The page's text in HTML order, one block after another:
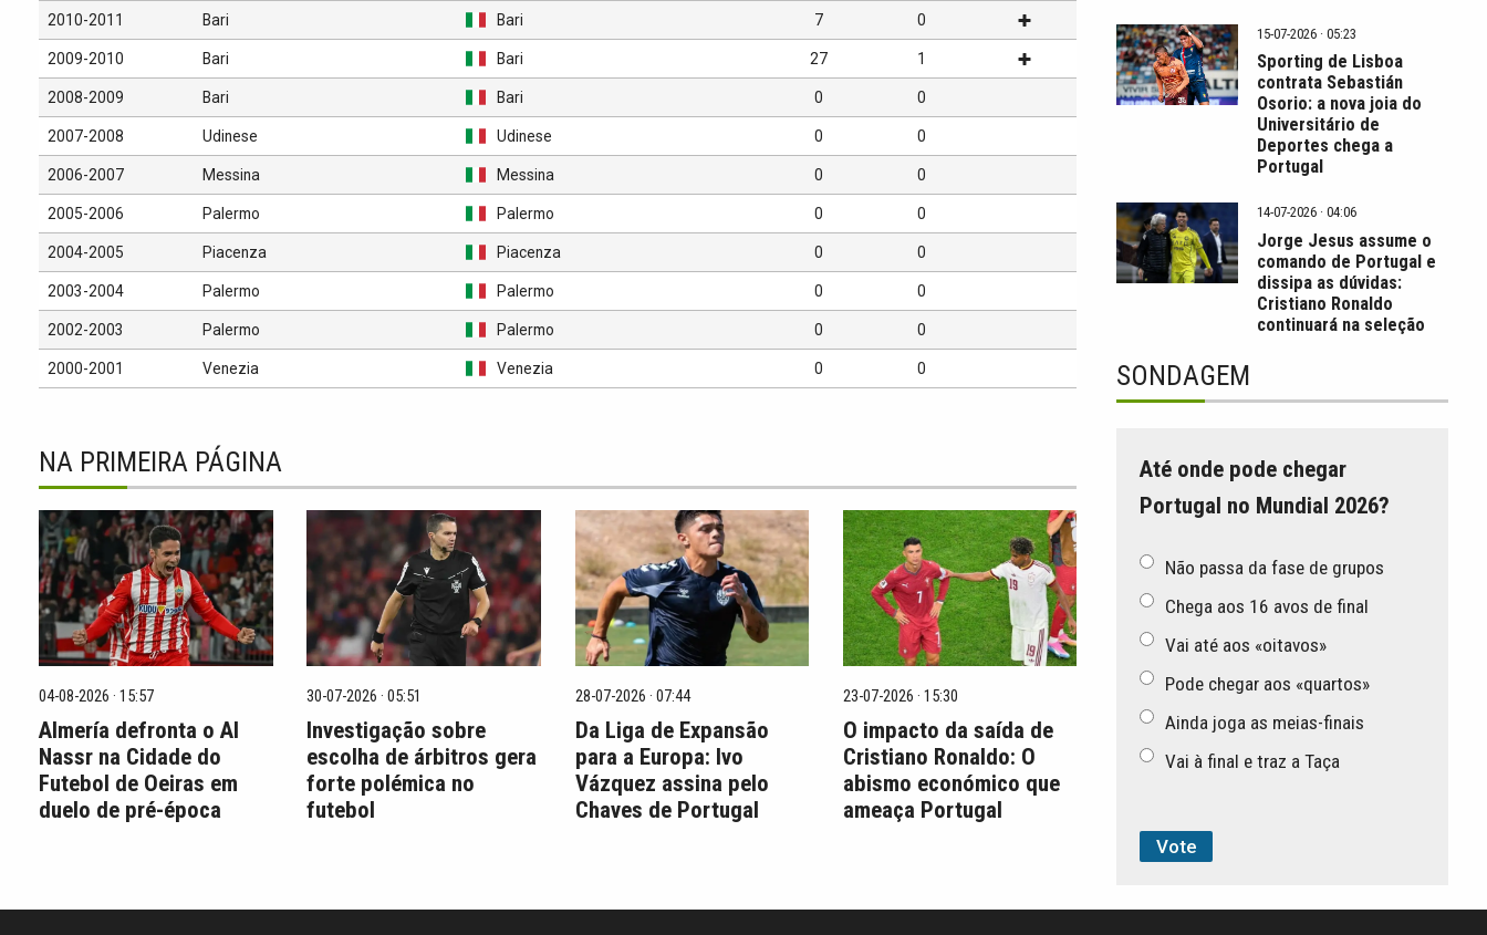
2010-2011 Bari Bari 7 0
2009-2010 Bari Bari 27 1
2008-2009 Bari Bari 0 0
2007-2008 Udinese Udinese 0 0
2006-2007 Messina Messina 0 0
2005-2006 Palermo Palermo 0 0
2004-2005 Piacenza Piacenza 0 0
2003-2004 Palermo Palermo 0 0
2002-2003 Palermo Palermo 0 0
2000-2001 Venezia Venezia 0 0
NA PRIMEIRA PÁGINA
04-08-2026 · 15:57
Almería defronta o Al
Nassr na Cidade do
Futebol de Oeiras em
duelo de pré-época
30-07-2026 · 05:51
Investigação sobre
escolha de árbitros gera
forte polémica no
futebol
28-07-2026 · 07:44
Da Liga de Expansão
para a Europa: Ivo
Vázquez assina pelo
Chaves de Portugal
23-07-2026 · 15:30
O impacto da saída de
Cristiano Ronaldo: O
abismo económico que
ameaça Portugal
15-07-2026 · 05:23
Sporting de Lisboa
contrata Sebastián
Osorio: a nova joia do
Universitário de
Deportes chega a
Portugal
14-07-2026 · 04:06
Jorge Jesus assume o
comando de Portugal e
dissipa as dúvidas:
Cristiano Ronaldo
continuará na seleção
SONDAGEM
Até onde pode chegar
Portugal no Mundial 2026?
Não passa da fase de grupos
Chega aos 16 avos de final
Vai até aos «oitavos»
Pode chegar aos «quartos»
Ainda joga as meias-finais
Vai à final e traz a Taça